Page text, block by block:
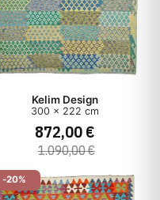
Kelim Design
300 x 222 cm
872,00 €
1.090,00 €
-20%